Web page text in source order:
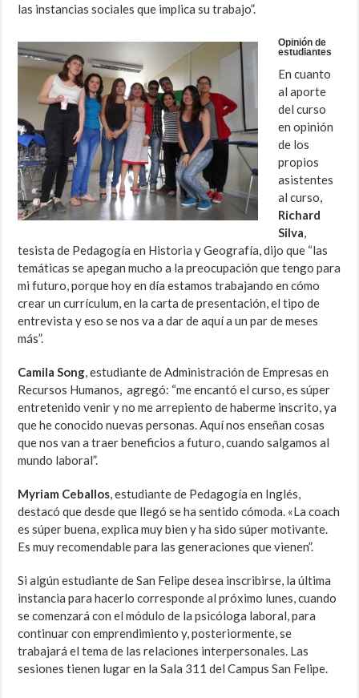
las instancias sociales que implica su trabajo”.
Opinión de
estudiantes
En cuanto
al aporte
del curso
en opinión
de los
propios
asistentes
al curso,
Richard
Silva,
tesista de Pedagogía en Historia y Geografía, dijo que “las
temáticas se apegan mucho a la preocupación que tengo para
mi futuro, porque hoy en día estamos trabajando en cómo
crear un currículum, en la carta de presentación, el tipo de
entrevista y eso se nos va a dar de aquí a un par de meses
más”.
Camila Song, estudiante de Administración de Empresas en
Recursos Humanos, agregó: “me encantó el curso, es súper
entretenido venir y no me arrepiento de haberme inscrito, ya
que he conocido nuevas personas. Aquí nos enseñan cosas
que nos van a traer beneficios a futuro, cuando salgamos al
mundo laboral”.
Myriam Ceballos, estudiante de Pedagogía en Inglés,
destacó que desde que llegó se ha sentido cómoda. «La coach
es súper buena, explica muy bien y ha sido súper motivante.
Es muy recomendable para las generaciones que vienen”.
Si algún estudiante de San Felipe desea inscribirse, la última
instancia para hacerlo corresponde al próximo lunes, cuando
se comenzará con el módulo de la psicóloga laboral, para
continuar con emprendimiento y, posteriormente, se
trabajará el tema de las relaciones interpersonales. Las
sesiones tienen lugar en la Sala 311 del Campus San Felipe.